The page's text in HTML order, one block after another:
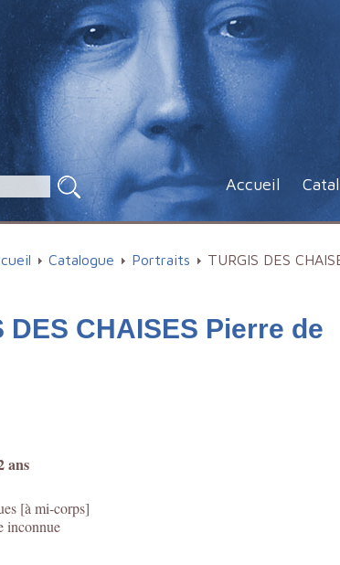
Accueil
Catalogue Portraits TURGIS DES
DES CHAISES Pierre de
ans
[à mi-corps]
inconnue